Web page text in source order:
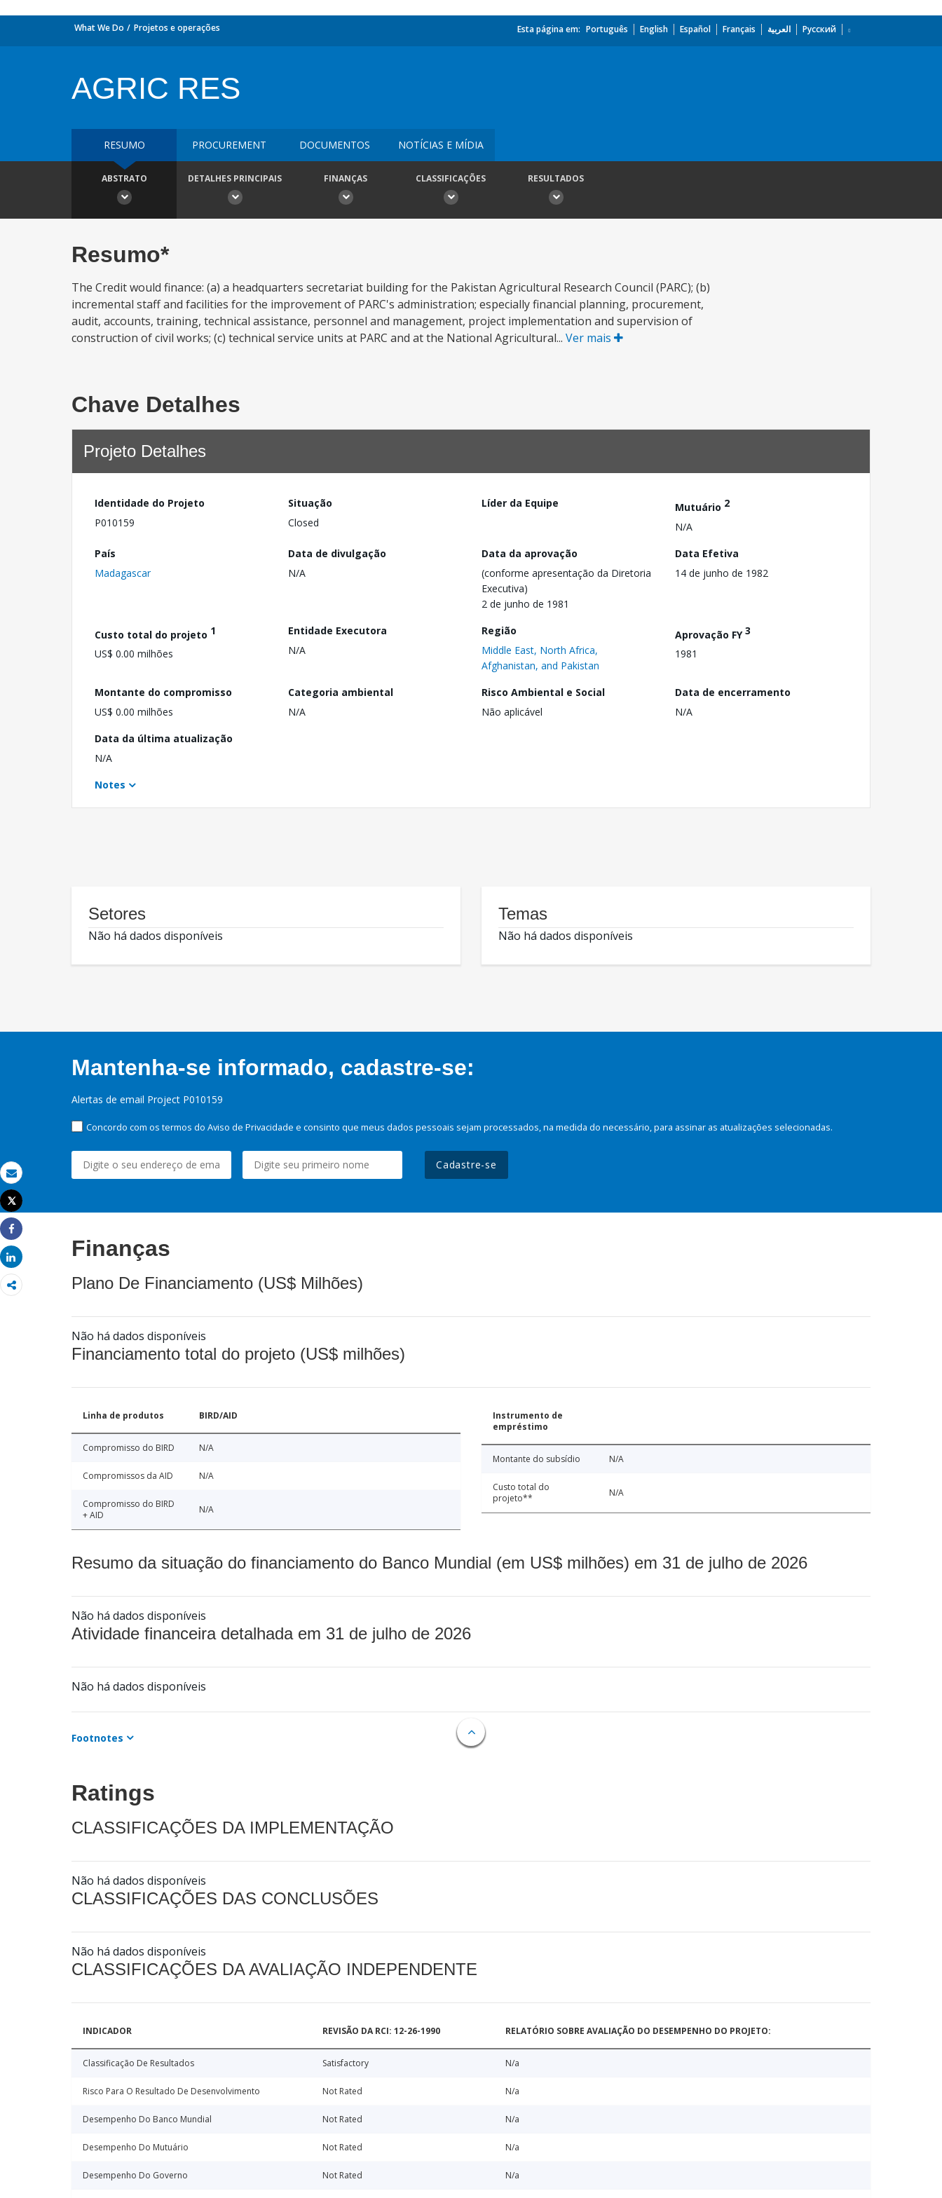
Email
Imprimir
Tweet
Share
Share
What We Do Projetos e operações Esta página em: Português English Español Français العربية Русский
AGRIC RES
RESUMO PROCUREMENT DOCUMENTOS NOTÍCIAS E MÍDIA
ABSTRATO DETALHES PRINCIPAIS FINANÇAS CLASSIFICAÇÕES RESULTADOS
Resumo*
The Credit would finance: (a) a headquarters secretariat building for the Pakistan Agricultural Research Council (PARC); (b)
incremental staff and facilities for the improvement of PARC's administration; especially financial planning, procurement,
audit, accounts, training, technical assistance, personnel and management, project implementation and supervision of
construction of civil works; (c) technical service units at PARC and at the National Agricultural... Ver mais
Chave Detalhes
Projeto Detalhes
Identidade do Projeto
P010159
Situação
Closed
Líder da Equipe Mutuário 2
N/A
País
Madagascar
Data de divulgação
N/A
Data da aprovação
(conforme apresentação da Diretoria
Executiva)
2 de junho de 1981
Data Efetiva
14 de junho de 1982
Custo total do projeto 1
US$ 0.00 milhões
Entidade Executora
N/A
Região
Middle East, North Africa,
Afghanistan, and Pakistan
Aprovação FY3
1981
Montante do compromisso
US$ 0.00 milhões
Categoria ambiental
N/A
Risco Ambiental e Social
Não aplicável
Data de encerramento
N/A
Data da última atualização
N/A
Notes
Setores
Não há dados disponíveis
Temas
Não há dados disponíveis
Mantenha-se informado, cadastre-se:
Alertas de email Project P010159
Concordo com os termos do Aviso de Privacidade e consinto que meus dados pessoais sejam processados, na medida do necessário, para assinar as atualizações selecionadas.
Cadastre-se
Finanças
Plano De Financiamento (US$ Milhões)
Não há dados disponíveis
Financiamento total do projeto (US$ milhões)
Linha de produtos BIRD/AID
Compromisso do BIRD N/A
Compromissos da AID N/A
Compromisso do BIRD
+ AID
N/A
Instrumento de
empréstimo
Montante do subsídio N/A
Custo total do
projeto**
N/A
Resumo da situação do financiamento do Banco Mundial (em US$ milhões) em 31 de julho de 2026
Não há dados disponíveis
Atividade financeira detalhada em 31 de julho de 2026
Não há dados disponíveis
Footnotes
Ratings
CLASSIFICAÇÕES DA IMPLEMENTAÇÃO
Não há dados disponíveis
CLASSIFICAÇÕES DAS CONCLUSÕES
Não há dados disponíveis
CLASSIFICAÇÕES DA AVALIAÇÃO INDEPENDENTE
INDICADOR REVISÃO DA RCI: 12-26-1990 RELATÓRIO SOBRE AVALIAÇÃO DO DESEMPENHO DO PROJETO:
Classificação De Resultados Satisfactory N/a
Risco Para O Resultado De Desenvolvimento Not Rated N/a
Desempenho Do Banco Mundial Not Rated N/a
Desempenho Do Mutuário Not Rated N/a
Desempenho Do Governo Not Rated N/a